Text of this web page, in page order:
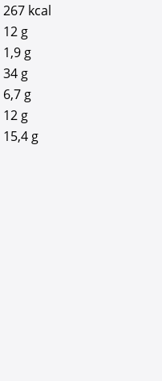
267 kcal
12g
1,9g
34g
6,7g
12g
15,4g